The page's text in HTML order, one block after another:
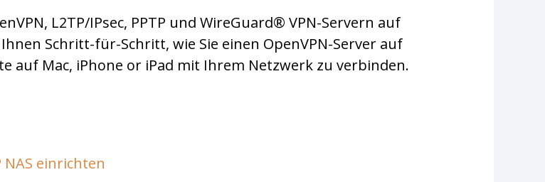
L2TP/IPsec, PPTP und WireGuard® VPN-Servern auf
Schritt-für-Schritt, wie Sie einen OpenVPN-Server auf
auf Mac, iPhone or iPad mit Ihrem Netzwerk zu verbinden.
NAS einrichten